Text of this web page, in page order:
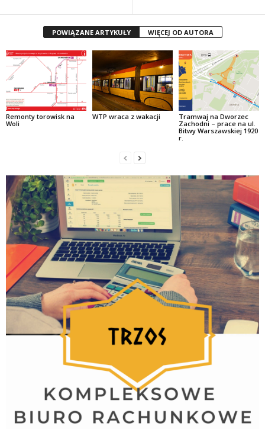
POWIĄZANE ARTYKUŁY WIĘCEJ OD AUTORA
Remonty torowisk na
Woli
WTP wraca z wakacji
Tramwaj na Dworzec
Zachodni – prace na ul.
Bitwy Warszawskiej 1920
r.